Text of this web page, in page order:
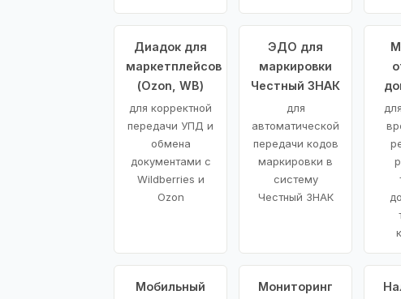
Диадок для
маркетплейсов
(Ozon, WB)
для корректной
передачи УПД и
обмена
документами с
Wildberries и
Ozon
ЭДО для
маркировки
Честный ЗНАК
для
автоматической
передачи кодов
маркировки в
систему
Честный ЗНАК
Мобильный
Мониторинг